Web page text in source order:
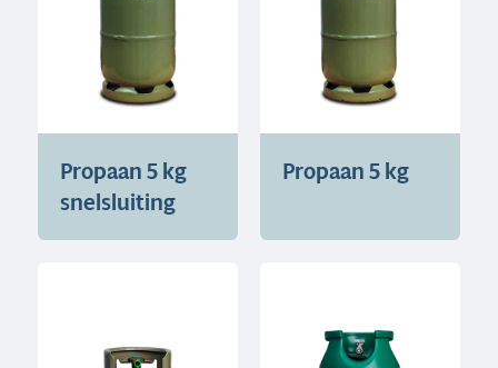
Propaan 5 kg
snelsluiting
Propaan 5 kg